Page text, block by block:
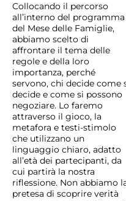
Collocando il percorso
all’interno del programma
del Mese delle Famiglie,
abbiamo scelto di
affrontare il tema delle
regole e della loro
importanza, perché
servono, chi decide come
decide e come si possono
negoziare. Lo faremo
attraverso il gioco, la
metafora e testi-stimolo
che utilizzano un
linguaggio chiaro, adatto
all’età dei partecipanti, da
cui partirà la nostra
riflessione. Non abbiamo
pretesa di scoprire verità